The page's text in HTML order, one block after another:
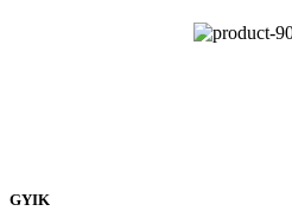
GYIK